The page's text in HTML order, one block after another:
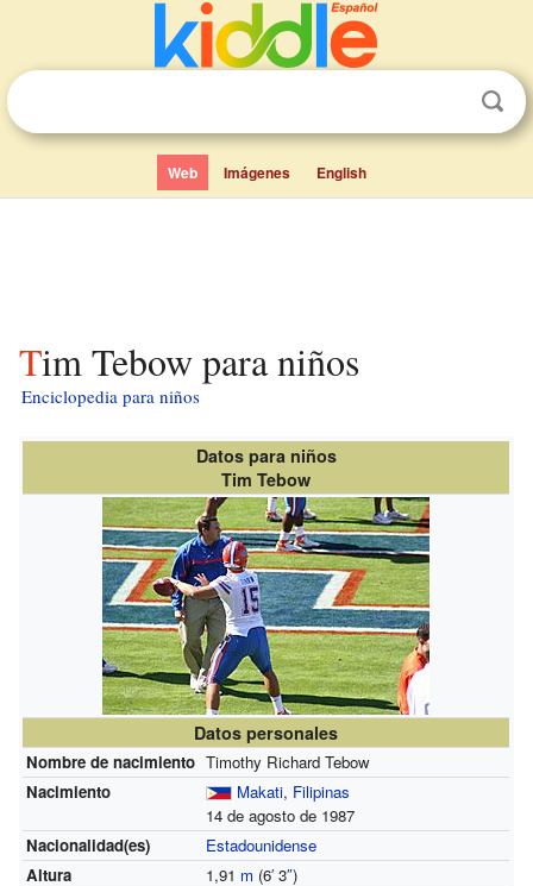
Web Imágenes English
Tim Tebow para niños
Enciclopedia para niños
Datos para niños
Tim Tebow
Datos personales
Nombre de nacimiento Timothy Richard Tebow
Nacimiento
Makati, Filipinas
14 de agosto de 1987
Nacionalidad(es)
Estadounidense
Altura
1,91 m (6′3″)